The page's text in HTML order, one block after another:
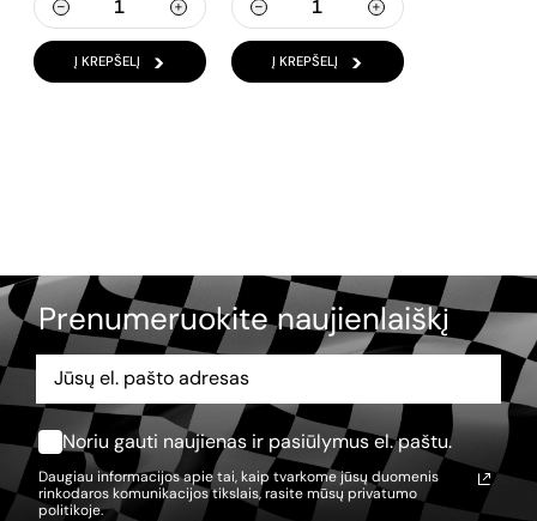
Į KREPŠELĮ Į KREPŠELĮ
Prenumeruokite naujienlaiškį
Noriu gauti naujienas ir pasiūlymus el. paštu.
Daugiau informacijos apie tai, kaip tvarkome jūsų duomenis
rinkodaros komunikacijos tikslais, rasite mūsų privatumo
politikoje.